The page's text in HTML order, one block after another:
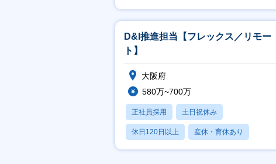
賞与あり
D&I推進担当【フレックス／リモー
ト】
大阪府
580万~700万
正社員採用 土日祝休み
休日120日以上 産休・育休あり
賞与あり